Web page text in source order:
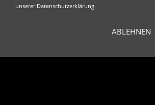
unserer Datenschutzerklärung.
ABLEHNEN